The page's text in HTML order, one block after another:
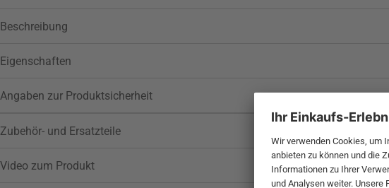
Beschreibung
Eigenschaften
Angaben zur Produktsicherheit
Zubehör- und Ersatzteile
Video zum Produkt